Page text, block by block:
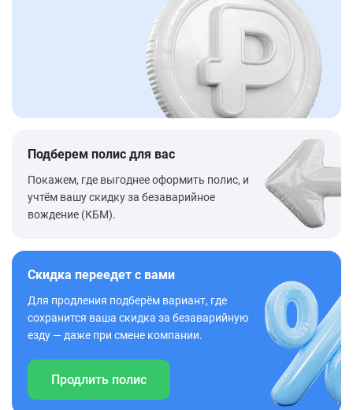
Подберем полис для вас
Покажем, где выгоднее оформить полис, и
учтём вашу скидку за безаварийное
вождение (КБМ).
Скидка переедет с вами
Для продления подберём вариант, где
сохранится ваша скидка за безаварийную
езду — даже при смене компании.
Продлить полис